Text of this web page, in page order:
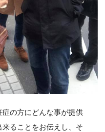
の方にどんな事が提供
ることをお伝えし、そ